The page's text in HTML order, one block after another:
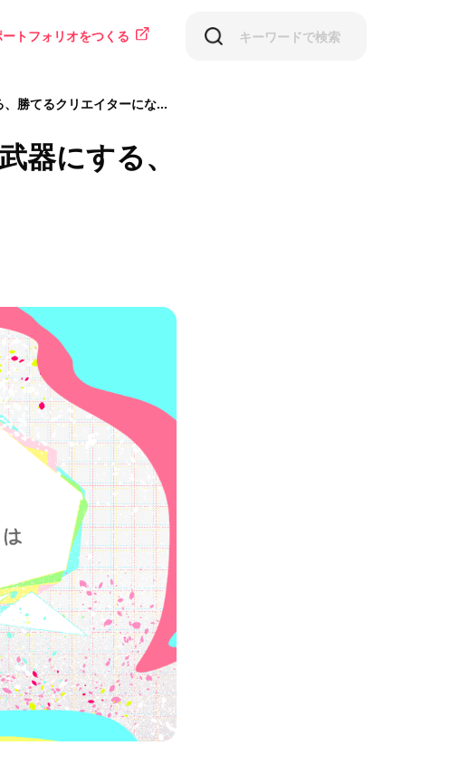
トフォリオをつくる
てるクリエイターになろう
器にする、